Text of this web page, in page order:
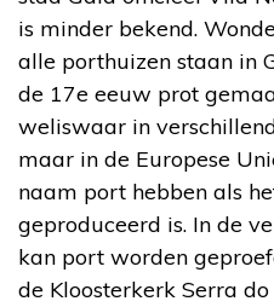
is minder bekend.
alle porthuizen staan in
de 17e eeuw prot
weliswaar in
maar in de Europese
naam port hebben als
geproduceerd is. In de
kan port worden
de Kloosterkerk Serra